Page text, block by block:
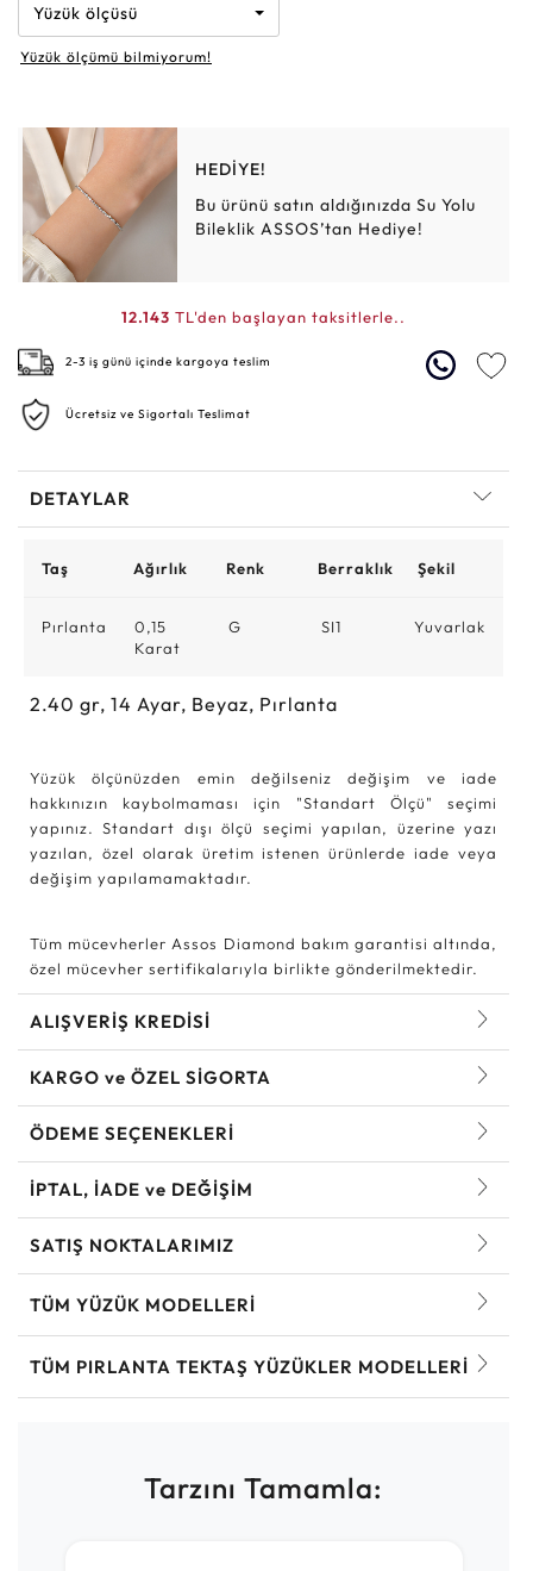
Yüzük ölçüsü
Yüzük ölçümü bilmiyorum!
HEDİYE!
Bu ürünü satın aldığınızda Su Yolu
Bileklik ASSOS’tan Hediye!
12.143 TL'den başlayan taksitlerle..
2-3 iş günü içinde kargoya teslim
Ücretsiz ve Sigortalı Teslimat
DETAYLAR
Taş Ağırlık Renk Berraklık Şekil
Pırlanta
0,15
Karat
G SI1 Yuvarlak
2.40 gr, 14 Ayar, Beyaz, Pırlanta
Yüzük ölçünüzden emin değilseniz değişim ve iade
hakkınızın kaybolmaması için "Standart Ölçü" seçimi
yapınız. Standart dışı ölçü seçimi yapılan, üzerine yazı
yazılan, özel olarak üretim istenen ürünlerde iade veya
değişim yapılamamaktadır.
Tüm mücevherler Assos Diamond bakım garantisi altında,
özel mücevher sertifikalarıyla birlikte gönderilmektedir.
ALIŞVERİŞ KREDİSİ
KARGO ve ÖZEL SİGORTA
ÖDEME SEÇENEKLERİ
İPTAL, İADE ve DEĞİŞİM
SATIŞ NOKTALARIMIZ
TÜM YÜZÜK MODELLERI
TÜM PIRLANTA TEKTAŞ YÜZÜKLER MODELLERI
Tarzını Tamamla: